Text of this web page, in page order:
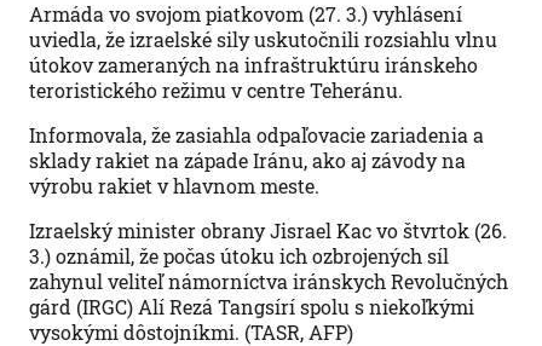
Armáda vo svojom piatkovom (27. 3.) vyhlásení
uviedla, že izraelské sily uskutočnili rozsiahlu vlnu
útokov zameraných na infraštruktúru iránskeho
teroristického režimu v centre Teheránu.
Informovala, že zasiahla odpaľovacie zariadenia a
sklady rakiet na západe Iránu, ako aj závody na
výrobu rakiet v hlavnom meste.
Izraelský minister obrany Jisrael Kac vo štvrtok (26.
3.) oznámil, že počas útoku ich ozbrojených síl
zahynul veliteľ námorníctva iránskych Revolučných
gárd (IRGC) Alí Rezá Tangsírí spolu s niekoľkými
vysokými dôstojníkmi. (TASR, AFP)